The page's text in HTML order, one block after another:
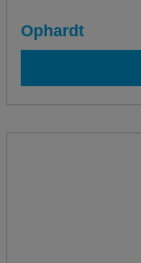
Ophardt